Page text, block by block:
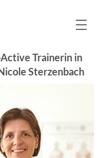
Trainerin in
Sterzenbach